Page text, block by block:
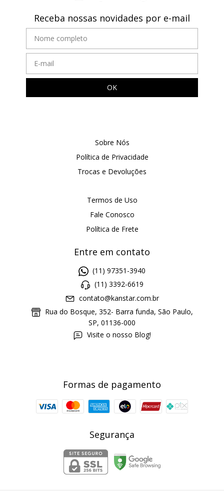
Receba nossas novidades por e-mail
Sobre Nós
Política de Privacidade
Trocas e Devoluções
Termos de Uso
Fale Conosco
Política de Frete
Entre em contato
(11) 97351-3940
(11) 3392-6619
contato@kanstar.com.br
Rua do Bosque, 352- Barra funda, São Paulo,
SP, 01136-000
Visite o nosso Blog!
Formas de pagamento
Segurança